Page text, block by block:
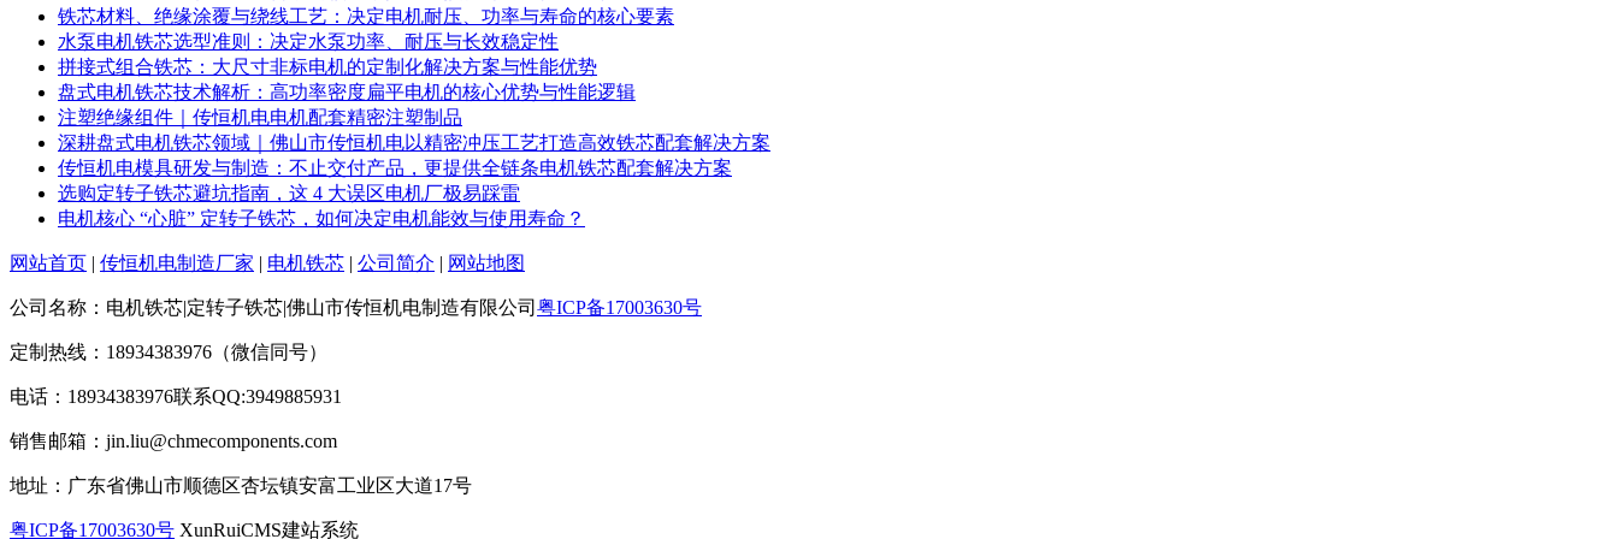
铁芯材料、绝缘涂覆与绕线工艺：决定电机耐压、功率与寿命的核心要素
水泵电机铁芯选型准则：决定水泵功率、耐压与长效稳定性
拼接式组合铁芯：大尺寸非标电机的定制化解决方案与性能优势
盘式电机铁芯技术解析：高功率密度扁平电机的核心优势与性能逻辑
注塑绝缘组件｜传恒机电电机配套精密注塑制品
深耕盘式电机铁芯领域｜佛山市传恒机电以精密冲压工艺打造高效铁芯配套解决方案
传恒机电模具研发与制造：不止交付产品，更提供全链条电机铁芯配套解决方案
选购定转子铁芯避坑指南，这 4 大误区电机厂极易踩雷
电机核心 “心脏” 定转子铁芯，如何决定电机能效与使用寿命？
网站首页 | 传恒机电制造厂家 | 电机铁芯 | 公司简介 | 网站地图
公司名称：电机铁芯|定转子铁芯|佛山市传恒机电制造有限公司 粤ICP备17003630号
定制热线：18934383976（微信同号）
电话：18934383976联系QQ:3949885931
销售邮箱：jin.liu@chmecomponents.com
地址：广东省佛山市顺德区杏坛镇安富工业区大道17号
粤ICP备17003630号 XunRuiCMS建站系统